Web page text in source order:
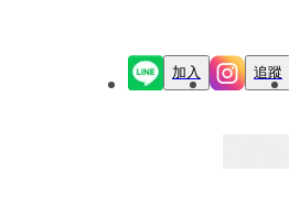
加入 追蹤